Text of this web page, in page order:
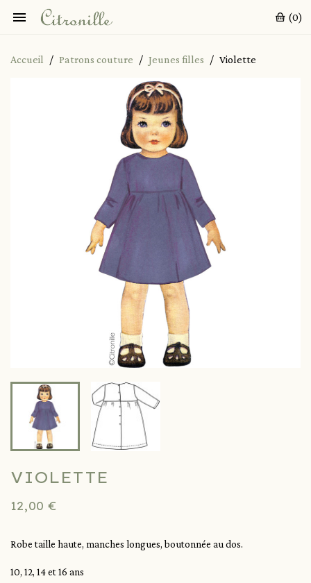
 (0)
Accueil Patrons couture Jeunes filles Violette
VIOLETTE
12,00 €
Robe taille haute, manches longues, boutonnée au dos.
10, 12, 14 et 16 ans